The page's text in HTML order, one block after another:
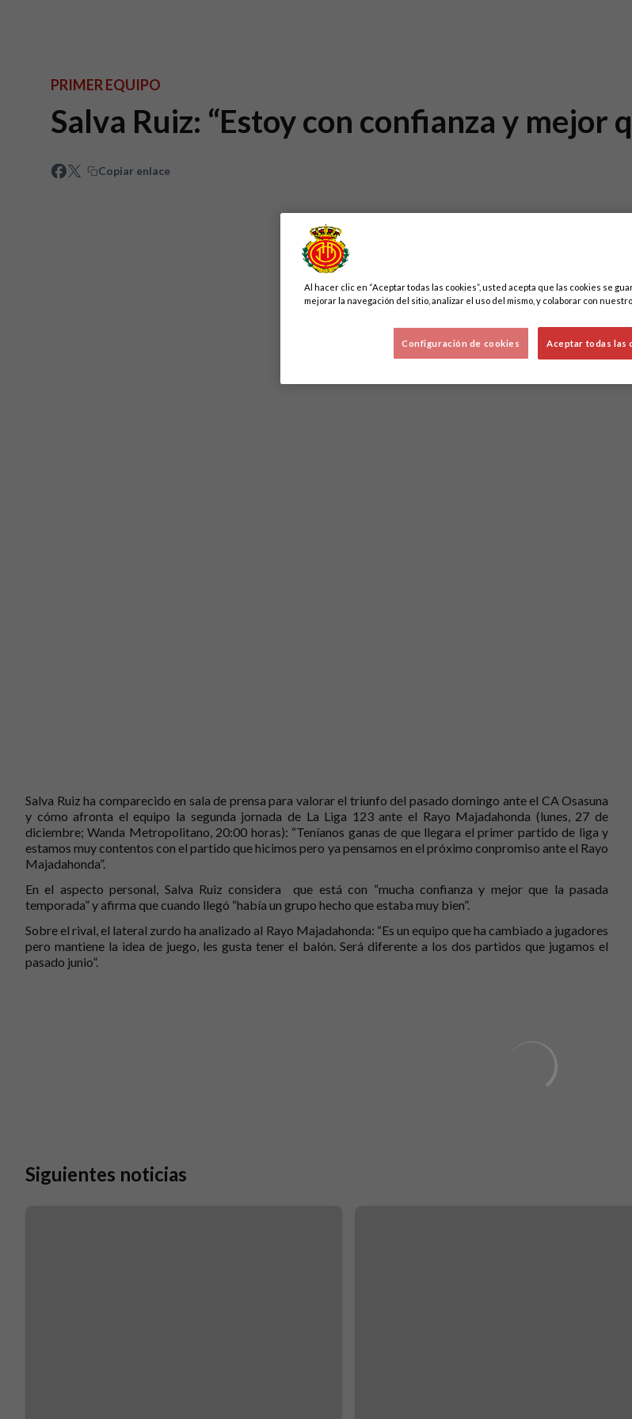
PRIMER EQUIPO
Salva Ruiz: “Estoy con confianza y mejor
Copiar enlace
Salva Ruiz ha comparecido en sala de prensa para valorar el triunfo del pasado domingo ante el CA Osasuna
y cómo afronta el equipo la segunda jornada de La Liga 123 ante el Rayo Majadahonda (lunes, 27 de
diciembre; Wanda Metropolitano, 20:00 horas): “Teníanos ganas de que llegara el primer partido de liga y
estamos muy contentos con el partido que hicimos pero ya pensamos en el próximo conpromiso ante el Rayo
Majadahonda”.
En el aspecto personal, Salva Ruiz considera que está con “mucha confianza y mejor que la pasada
temporada” y afirma que cuando llegó “había un grupo hecho que estaba muy bien”.
Sobre el rival, el lateral zurdo ha analizado al Rayo Majadahonda: “Es un equipo que ha cambiado a jugadores
pero mantiene la idea de juego, les gusta tener el balón. Será diferente a los dos partidos que jugamos el
pasado junio”.
Siguientes noticias
Al hacer clic en “Aceptar todas las cookies”, usted acepta que las cookies se
mejorar la navegación del sitio, analizar el uso del mismo, y colaborar con
Aceptar todas las
Configuración de cookies